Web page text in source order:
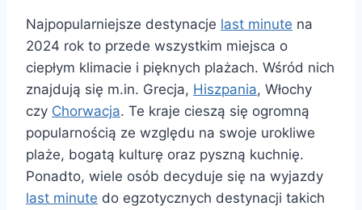
Najpopularniejsze destynacje last minute na
2024 rok to przede wszystkim miejsca o
ciepłym klimacie i pięknych plażach. Wśród nich
znajdują się m.in. Grecja, Hiszpania, Włochy
czy Chorwacja. Te kraje cieszą się ogromną
popularnością ze względu na swoje urokliwe
plaże, bogatą kulturę oraz pyszną kuchnię.
Ponadto, wiele osób decyduje się na wyjazdy
last minute do egzotycznych destynacji takich